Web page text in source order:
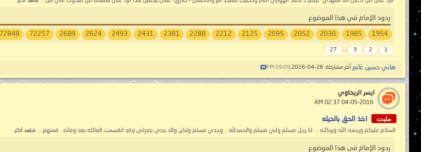
ردود الإمام في هذا الموضوع
1954
1985
2030
2052
2095
2125
2212
2288
2381
2431
2493
2624
2689
72257
72848
1
2
3
...
27
هاني حسين غانم آخر مشاركة: 26-04-2026, 09:09 PM
ايسر الريحاوي
مثبت اخذ الحق بالحيله
السلام عليكم ورحمه الله وبركاته ... انا رجل مسلم وابي مسلم والحمدلله .. وجدي مسلم ولكن والد جدي نصرانى وقد انقسمت العائله بعد وفاته . فمنهم... شاهد أكثر
ردود الإمام في هذا الموضوع